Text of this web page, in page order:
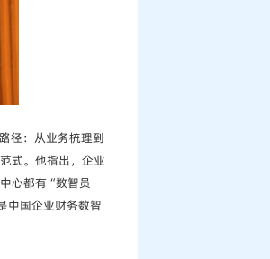
径：从业务梳理到
式。他指出，企业
心都有“数智员
中国企业财务数智